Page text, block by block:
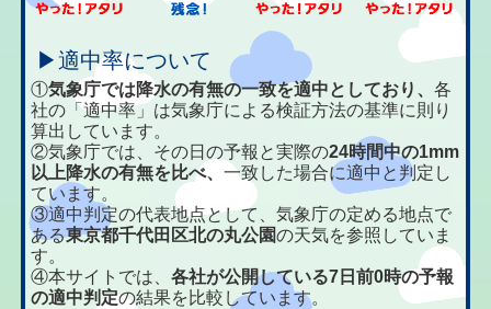
▶適中率について
①気象庁では降水の有無の一致を適中としており、各
社の「適中率」は気象庁による検証方法の基準に則り
算出しています。
②気象庁では、その日の予報と実際の24時間中の1mm
以上降水の有無を比べ、一致した場合に適中と判定し
ています。
③適中判定の代表地点として、気象庁の定める地点で
ある東京都千代田区北の丸公園の天気を参照していま
す。
④本サイトでは、各社が公開している7日前0時の予報
の適中判定の結果を比較しています。